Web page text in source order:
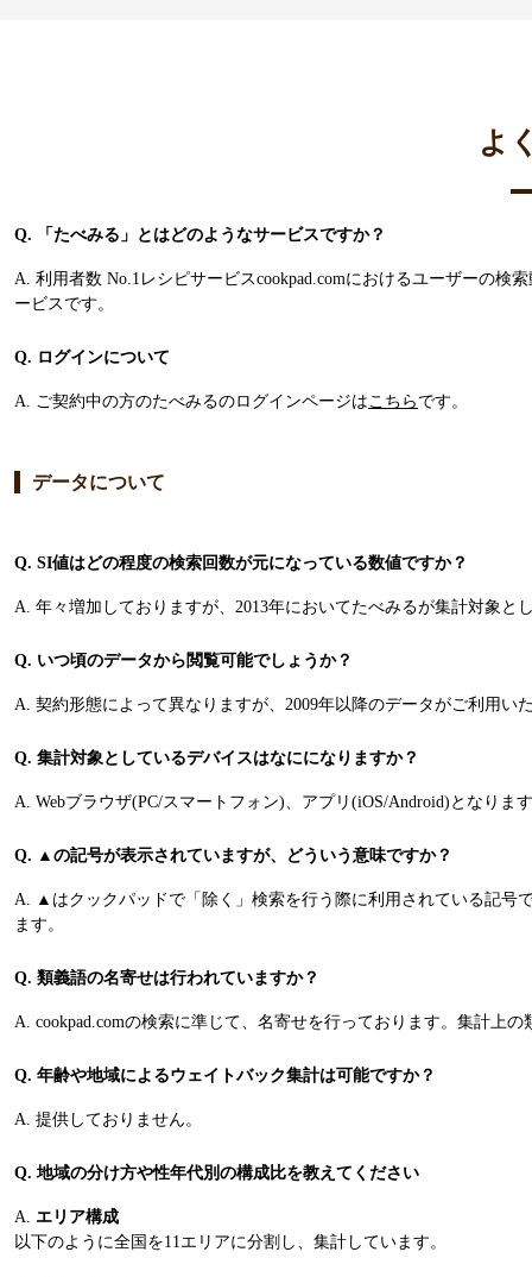
よ
Q. 「たべみる」とはどのようなサービスですか？
A. 利用者数 No.1レシピサービスcookpad.comにおけるユーザーの
ービスです。
Q. ログインについて
A. ご契約中の方のたべみるのログインページはこちらです。
データについて
Q. SI値はどの程度の検索回数が元になっている数値ですか？
A. 年々増加しておりますが、2013年においてたべみるが集計対象と
Q. いつ頃のデータから閲覧可能でしょうか？
A. 契約形態によって異なりますが、2009年以降のデータがご利用い
Q. 集計対象としているデバイスはなにになりますか？
A. Webブラウザ(PC/スマートフォン)、アプリ(iOS/Android)となりま
Q. ▲の記号が表示されていますが、どういう意味ですか？
A. ▲はクックパッドで「除く」検索を行う際に利用されている記
ます。
Q. 類義語の名寄せは行われていますか？
A. cookpad.comの検索に準じて、名寄せを行っております。集計上
Q. 年齢や地域によるウェイトバック集計は可能ですか？
A. 提供しておりません。
Q. 地域の分け方や性年代別の構成比を教えてください
A. エリア構成
以下のように全国を11エリアに分割し、集計しています。